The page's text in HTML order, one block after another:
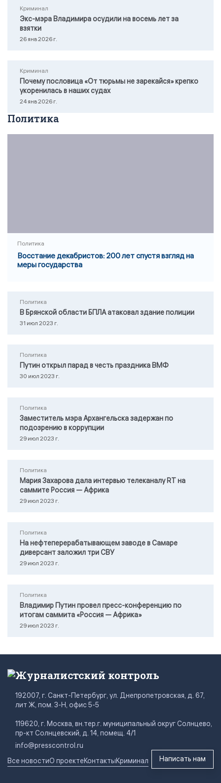
Криминал
Экс-мэра Владимира осудили на восемь лет за
взятки
26 янв 2026 г.
Криминал
Почему пословица «От тюрьмы не зарекайся» крепко
укоренилась в наших судах
24 янв 2026 г.
Политика
Политика
Восстание декабристов: 200 лет спустя взгляд на
меры государства
Политика
В Брянской области БПЛА атаковал здание полиции
31 июл 2023 г.
Политика
Путин открыл парад в честь праздника ВМФ
30 июл 2023 г.
Политика
Заместитель мэра Архангельска задержан по
подозрению в коррупции
29 июл 2023 г.
Политика
Мария Захарова дала интервью телеканалу RТ на
саммите Россия — Африка
29 июл 2023 г.
Политика
На нефтеперерабатывающем заводе в Самаре
диверсант заложил три СВУ
29 июл 2023 г.
Политика
Владимир Путин провел пресс-конференцию по
итогам саммита «Россия — Африка»
29 июл 2023 г.
Журналистский контроль
192007, г. Санкт-Петербург, ул. Днепропетровская, д. 67,
лит Ж, пом. 3-Н, офис 5-5
119620, г. Москва, вн.тер.г. муниципальный округ Солнцево,
пр-кт Солнцевский, д. 14, помещ. 4/1
info@presscontrol.ru
Все новостиО проектеКонтактыКриминал Написать нам